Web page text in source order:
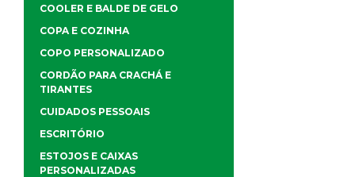
COOLER E BALDE DE GELO
COPA E COZINHA
COPO PERSONALIZADO
CORDÃO PARA CRACHÁ E
TIRANTES
CUIDADOS PESSOAIS
ESCRITÓRIO
ESTOJOS E CAIXAS
PERSONALIZADAS